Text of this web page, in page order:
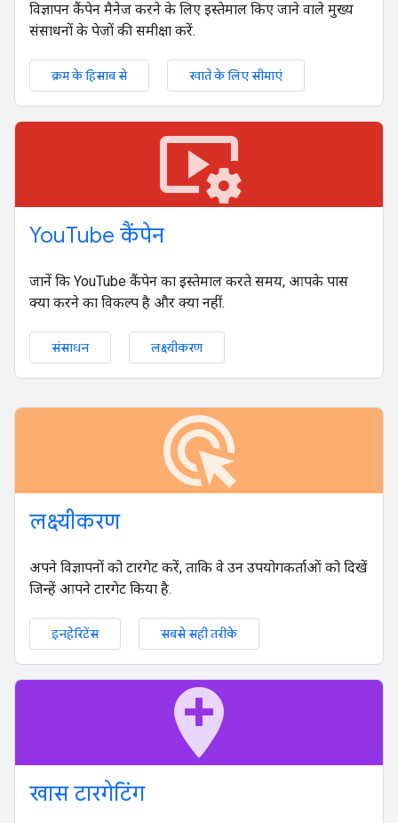
विज्ञापन कैंपेन मैनेज करने के लिए इस्तेमाल किए जाने वाले मुख्य
संसाधनों के पेजों की समीक्षा करें.
क्रम के हिसाब से खाते के लिए सीमाएं
video_settings
YouTube कैंपेन
जानें कि YouTube कैंपेन का इस्तेमाल करते समय, आपके पास
क्या करने का विकल्प है और क्या नहीं.
संसाधन लक्ष्यीकरण
ads_click
लक्ष्यीकरण
अपने विज्ञापनों को टारगेट करें, ताकि वे उन उपयोगकर्ताओं को दिखें
जिन्हें आपने टारगेट किया है.
इनहेरिटेंस सबसे सही तरीके
add_location
खास टारगेटिंग